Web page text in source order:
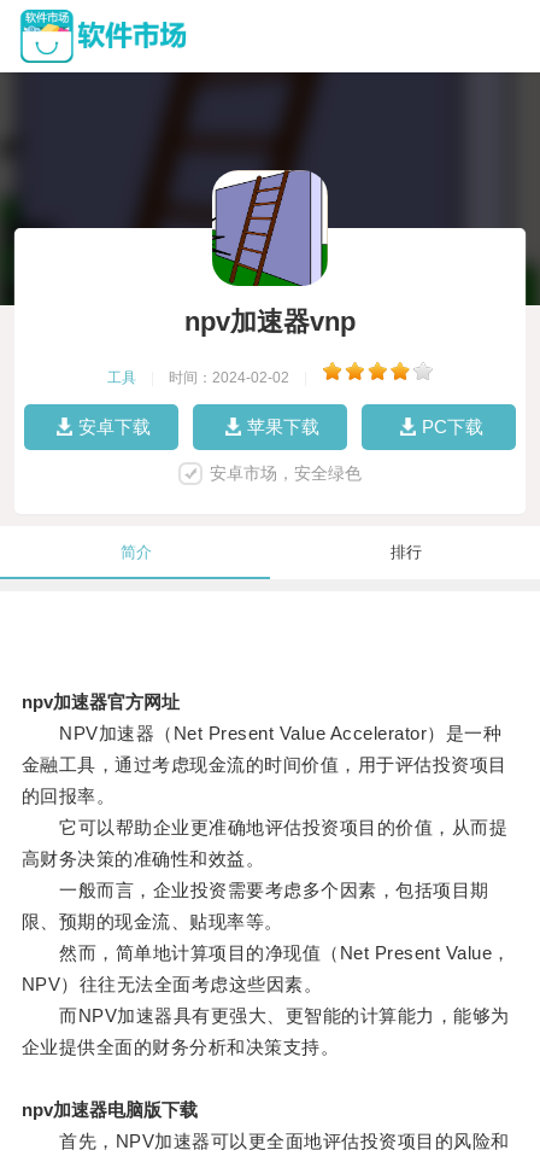
npv加速器vnp
工具 时间：2024-02-02
安卓下载 苹果下载 PC下载
安卓市场，安全绿色
简介 排行
npv加速器官方网址
NPV加速器（Net Present Value Accelerator）是一种
金融工具，通过考虑现金流的时间价值，用于评估投资项目
的回报率。
它可以帮助企业更准确地评估投资项目的价值，从而提
高财务决策的准确性和效益。
一般而言，企业投资需要考虑多个因素，包括项目期
限、预期的现金流、贴现率等。
然而，简单地计算项目的净现值（Net Present Value，
NPV）往往无法全面考虑这些因素。
而NPV加速器具有更强大、更智能的计算能力，能够为
企业提供全面的财务分析和决策支持。
npv加速器电脑版下载
首先，NPV加速器可以更全面地评估投资项目的风险和